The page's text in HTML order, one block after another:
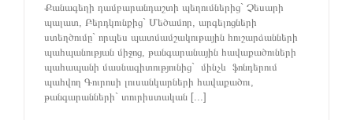
Քանագեղի դամբարանդաշտի պեղումներից` Չեսարի
պալատ, Բերդկունքից` Մեծամոր, արգելոցների
ստեղծումը` որպես պատմամշակութային հուշարձանների
պահպանության միջոց, թանգարանային հավաքածուների
պահապանի մասնագիտությունից` մինչև ֆոնդերում
պահվող Գուրոսի լուսանկարների հավաքածու,
թանգարանների` տուրիստական [...]